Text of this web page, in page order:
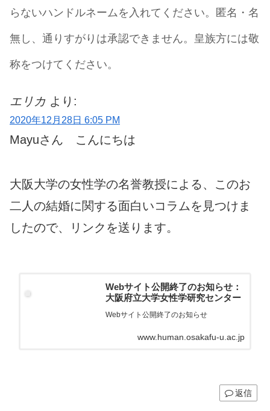
らないハンドルネームを入れてください。匿名・名
無し、通りすがりは承認できません。皇族方には敬
称をつけてください。
エリカ より:
2020年12月28日 6:05 PM
Mayuさん こんにちは
大阪大学の女性学の名誉教授による、このお
二人の結婚に関する面白いコラムを見つけま
したので、リンクを送ります。
Webサイト公開終了のお知らせ：
大阪府立大学女性学研究センター
Webサイト公開終了のお知らせ
www.human.osakafu-u.ac.jp
返信